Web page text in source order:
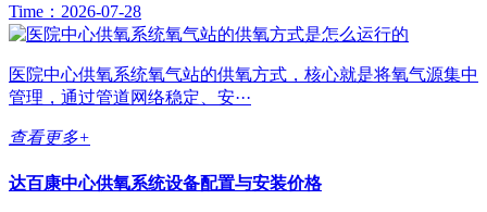
Time：2026-07-28
医院中心供氧系统氧气站的供氧方式，核心就是将氧气源集中
管理，通过管道网络稳定、安···
查看更多+
达百康中心供氧系统设备配置与安装价格